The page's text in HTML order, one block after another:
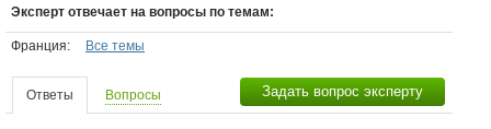
Эксперт отвечает на вопросы по темам:
Франция: Все темы
Ответы Вопросы Задать вопрос эксперту